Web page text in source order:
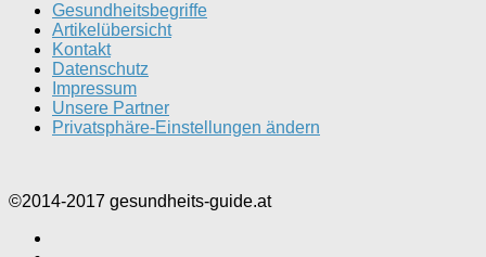
Gesundheitsbegriffe
Artikelübersicht
Kontakt
Datenschutz
Impressum
Unsere Partner
Privatsphäre-Einstellungen ändern
©2014-2017 gesundheits-guide.at